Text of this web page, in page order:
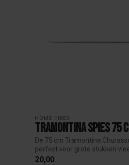
HOME FIRES
Tramontina Spies 75
De 75 cm Tramontina
perfect voor grote stukken
groent...
20,00